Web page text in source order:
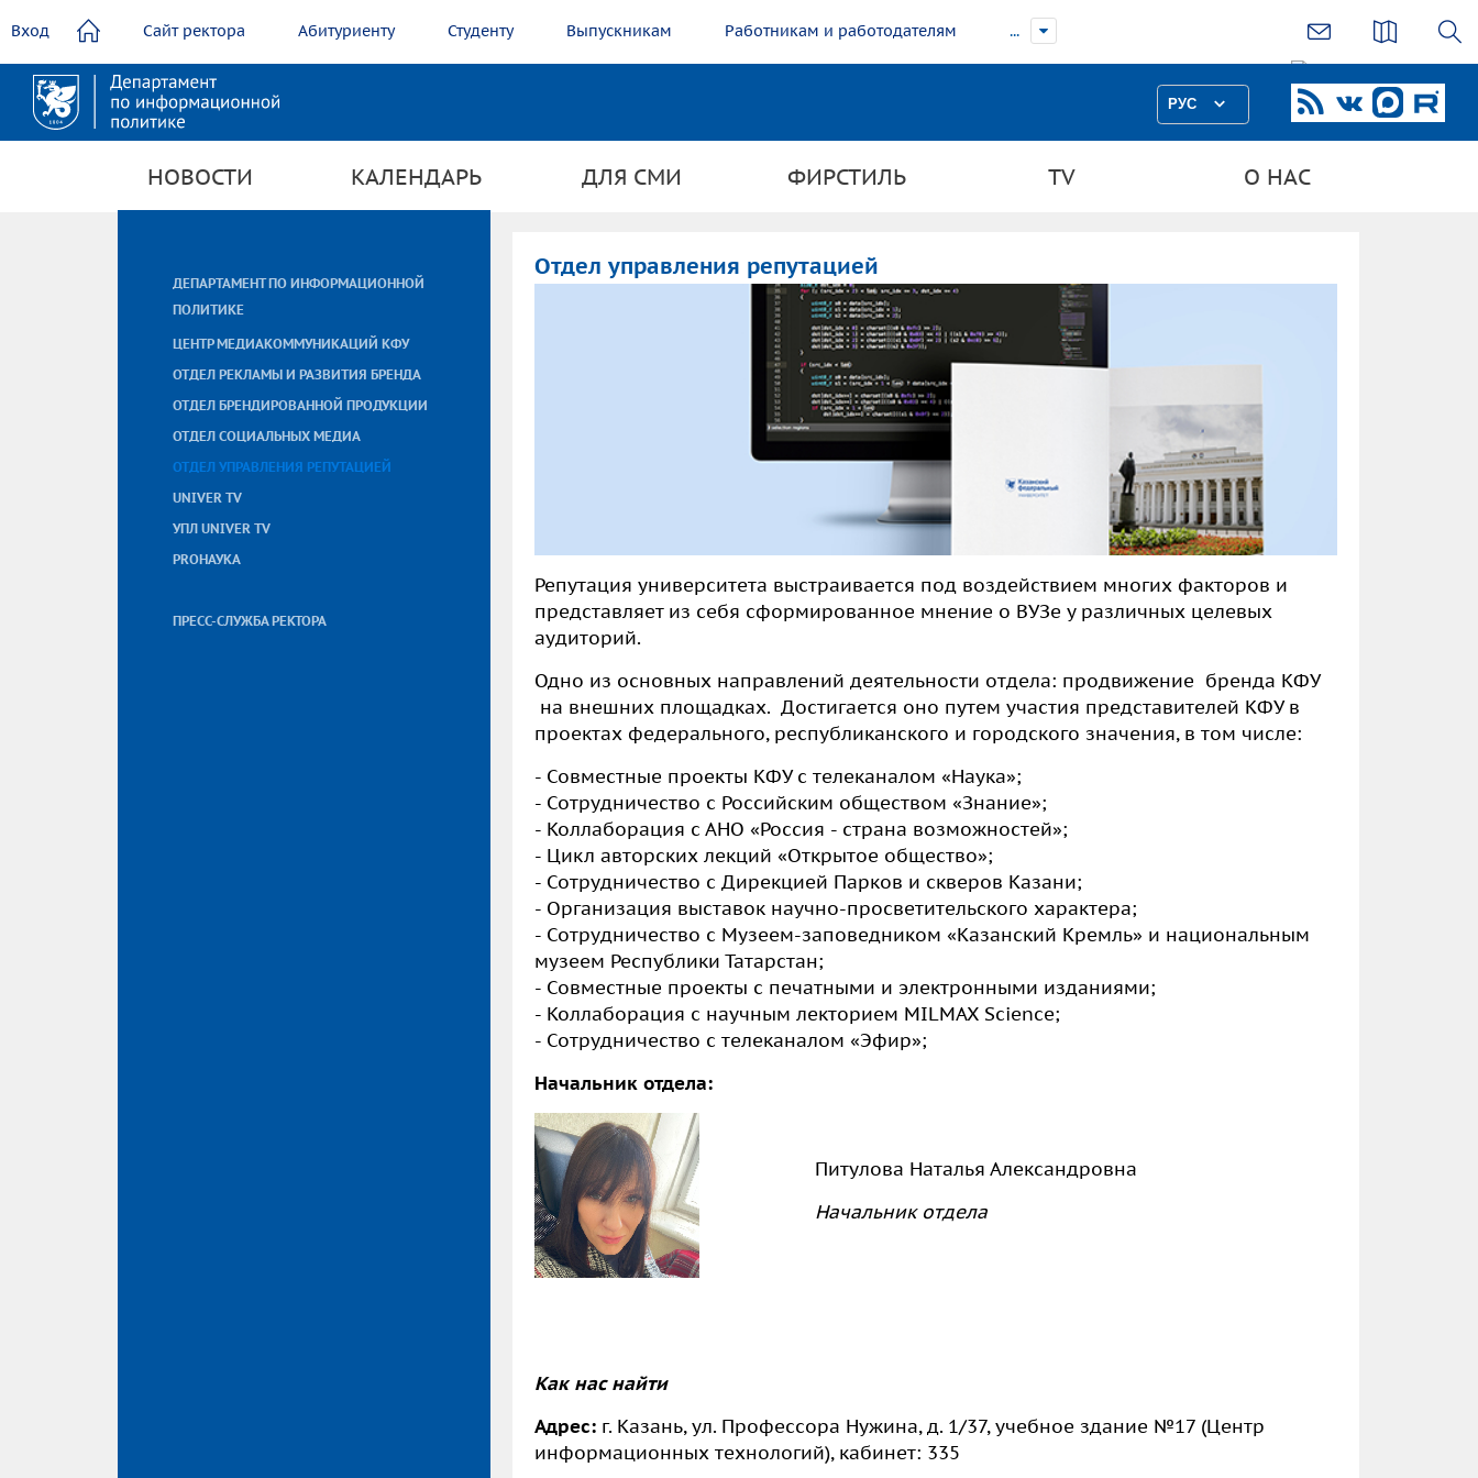
содержанию
Вход Сайт ректора Абитуриенту Студенту Выпускникам Работникам и работодателям ...
РУС
НОВОСТИ КАЛЕНДАРЬ ДЛЯ СМИ ФИРСТИЛЬ TV О НАС
Контакты
ДЕПАРТАМЕНТ ПО ИНФОРМАЦИОННОЙ
ПОЛИТИКЕ
ЦЕНТР МЕДИАКОММУНИКАЦИЙ КФУ
ОТДЕЛ РЕКЛАМЫ И РАЗВИТИЯ БРЕНДА
ОТДЕЛ БРЕНДИРОВАННОЙ ПРОДУКЦИИ
ОТДЕЛ СОЦИАЛЬНЫХ МЕДИА
ОТДЕЛ УПРАВЛЕНИЯ РЕПУТАЦИЕЙ
UNIVER TV
УПЛ UNIVER TV
PROНАУКА
ПРЕСС-СЛУЖБА РЕКТОРА
Отдел управления репутацией
Репутация университета выстраивается под воздействием многих факторов и
представляет из себя сформированное мнение о ВУЗе у различных целевых
аудиторий.
Одно из основных направлений деятельности отдела: продвижение бренда КФУ
на внешних площадках. Достигается оно путем участия представителей КФУ в
проектах федерального, республиканского и городского значения, в том числе:
- Совместные проекты КФУ с телеканалом «Наука»;
- Сотрудничество с Российским обществом «Знание»;
- Коллаборация с АНО «Россия - страна возможностей»;
- Цикл авторских лекций «Открытое общество»;
- Сотрудничество с Дирекцией Парков и скверов Казани;
- Организация выставок научно-просветительского характера;
- Сотрудничество с Музеем-заповедником «Казанский Кремль» и национальным
музеем Республики Татарстан;
- Совместные проекты с печатными и электронными изданиями;
- Коллаборация с научным лекторием MILMAX Science;
- Сотрудничество с телеканалом «Эфир»;
Начальник отдела:
Питулова Наталья Александровна
Начальник отдела
Как нас найти
Адрес: г. Казань, ул. Профессора Нужина, д. 1/37, учебное здание №17 (Центр
информационных технологий), кабинет: 335